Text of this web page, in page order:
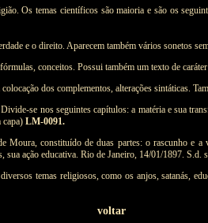
Os temas científicos são maioria e são os
e o direito. Aparecem também vários sonetos
conceitos. Possui também um texto de
dos complementos, alterações sintáticas.
se nos seguintes capítulos: a matéria e sua
capa) LM-0091.
constituído de duas partes: o rascunho e
sua ação educativa. Rio de Janeiro, 14/01/1897. S.d.
temas religiosos, como os anjos, satanás,
voltar